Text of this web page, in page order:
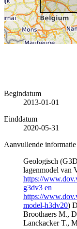
Begindatum
2013-01-01
Einddatum
2020-05-31
Aanvullende informatie
Geologisch
lagenmodel van
https://
g3dv3 en
https://
model-h3dv20)
Broothaers M.,
Lanckacker T.,